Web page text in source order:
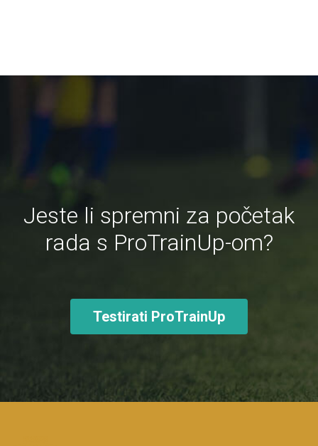
Jeste li spremni za početak
rada s ProTrainUp-om?
Testirati ProTrainUp